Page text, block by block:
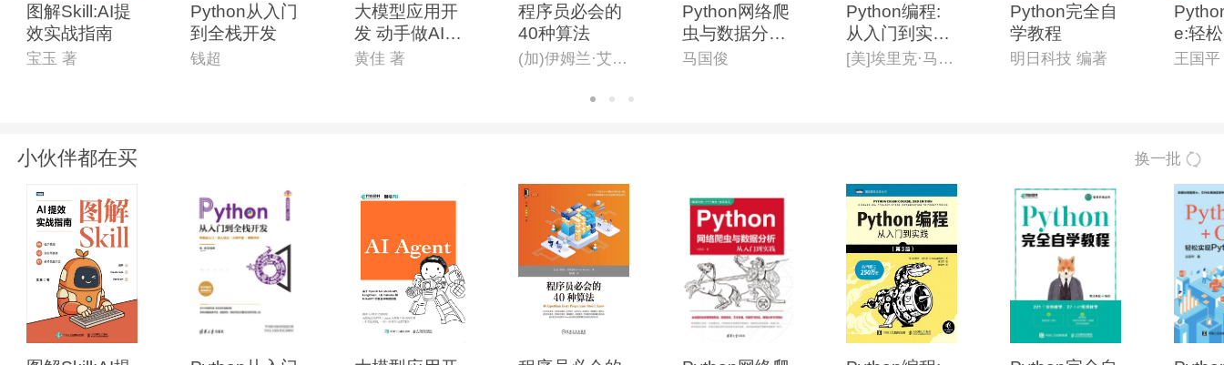
员快速提高水平。
图解Skill:AI提
效实战指南
宝玉 著
Python从入门
到全栈开发
钱超
大模型应用开
发 动手做AI A
gent
黄佳 著
程序员必会的
40种算法
(加)伊姆兰·艾哈迈德(Imran Ahmad)
Python网络爬
虫与数据分析
从入门到实践
马国俊
Python编程:
从入门到实践
(第3版)
[美]埃里克·马瑟斯(Eric Matthes) 著
Python完全自
学教程
明日科技 编著
e:轻
hon
王国平
小伙伴都在买 换一批